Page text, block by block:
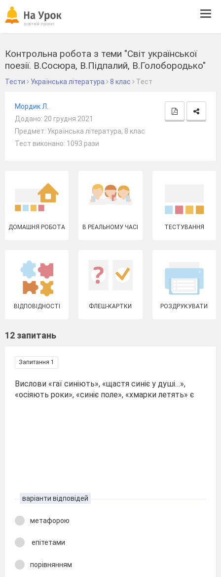
Контрольна робота з теми "Світ української
поезії. В.Сосюра, В.Підпалий, В.Голобородько"
Тести Українська література 8 клас Тест
Мордик Л.
Додано: 20 грудня 2021
Предмет: Українська література, 8 клас
Тест виконано: 1093 рази
ДОМАШНЯ РОБОТА В РЕАЛЬНОМУ ЧАСІ ТЕСТУВАННЯ
ВІДПОВІДНОСТІ ФЛЕШ-КАРТКИ РОЗДРУКУВАТИ
12 запитань
Запитання 1
Вислови «гаї синіють», «щастя синіє у душі…»,
«осіяють роки», «синіє поле», «хмарки летять» є
варіанти відповідей
метафорою
епітетами
порівнянням